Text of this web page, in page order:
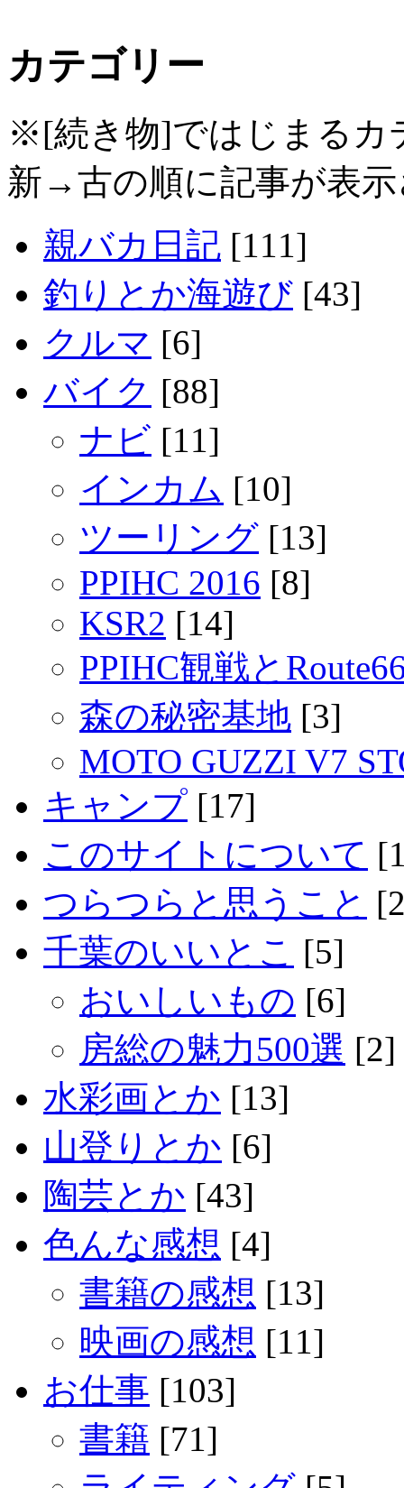
カテゴリー
※[続き物]ではじまるカ
新→古の順に記事が表
親バカ日記 [111]
釣りとか海遊び [43]
クルマ [6]
バイク [88]
ナビ [11]
インカム [10]
ツーリング [13]
PPIHC 2016 [8]
KSR2 [14]
PPIHC観戦と
森の秘密基地 [3]
MOTO GUZZI V7
キャンプ [17]
このサイトについて
つらつらと思うこと
千葉のいいとこ [5]
おいしいもの [6]
房総の魅力500選 [2]
水彩画とか [13]
山登りとか [6]
陶芸とか [43]
色んな感想 [4]
書籍の感想 [13]
映画の感想 [11]
お仕事 [103]
書籍 [71]